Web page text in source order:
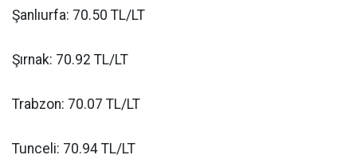
Şanlıurfa: 70.50 TL/LT
Şırnak: 70.92 TL/LT
Trabzon: 70.07 TL/LT
Tunceli: 70.94 TL/LT